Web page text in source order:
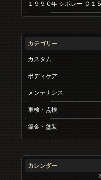
１９９０年 シボレー Ｃ１
カテゴリー
カスタム
ボディケア
メンテナンス
車検・点検
鈑金・塗装
カレンダー